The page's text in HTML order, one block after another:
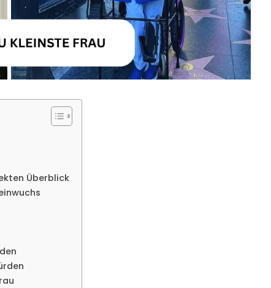
Überblick